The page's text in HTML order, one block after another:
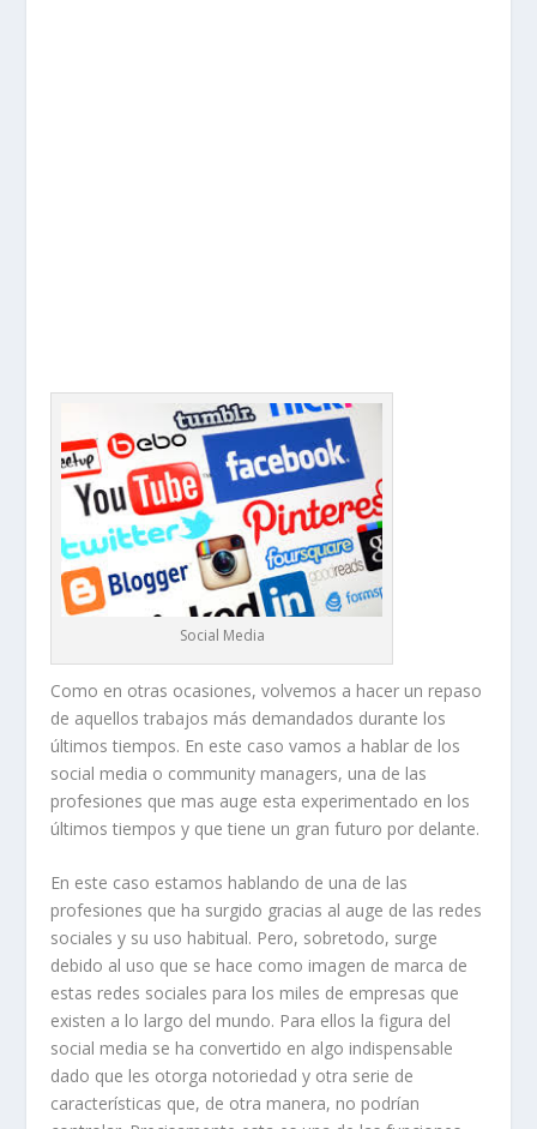
Social Media
Como en otras ocasiones, volvemos a hacer un repaso
de aquellos trabajos más demandados durante los
últimos tiempos. En este caso vamos a hablar de los
social media o community managers, una de las
profesiones que mas auge esta experimentado en los
últimos tiempos y que tiene un gran futuro por delante.
En este caso estamos hablando de una de las
profesiones que ha surgido gracias al auge de las redes
sociales y su uso habitual. Pero, sobretodo, surge
debido al uso que se hace como imagen de marca de
estas redes sociales para los miles de empresas que
existen a lo largo del mundo. Para ellos la figura del
social media se ha convertido en algo indispensable
dado que les otorga notoriedad y otra serie de
características que, de otra manera, no podrían